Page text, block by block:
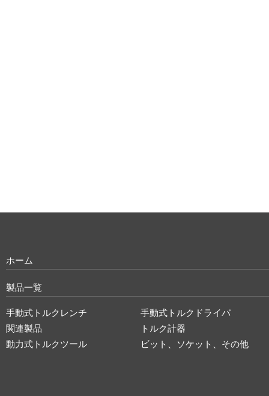
ホーム
製品一覧
手動式トルクレンチ
手動式トルクドライバ
関連製品
トルク計器
動力式トルクツール
ビット、ソケット、その他